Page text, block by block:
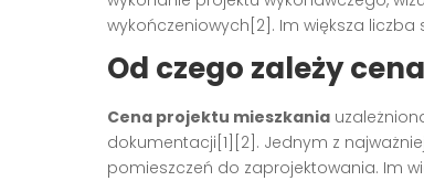
wykończeniowych[2]. Im większa liczba
Od czego zależy
Cena projektu mieszkania
dokumentacji[1][2]. Jednym z
pomieszczeń do zaprojektowania. Im